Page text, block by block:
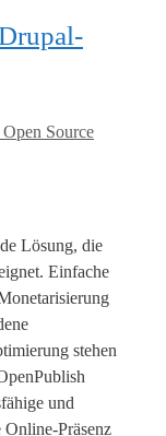
Source
Lösung, die
Einfache
stehen
und
Präsenz